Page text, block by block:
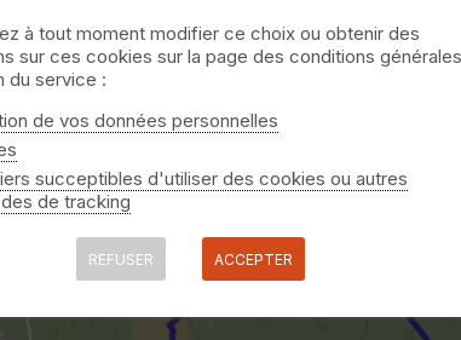
à tout moment modifier ce choix ou obtenir des
sur ces cookies sur la page des conditions générales
du service :
de vos données personnelles
succeptibles d'utiliser des cookies ou autres
de tracking
REFUSER ACCEPTER